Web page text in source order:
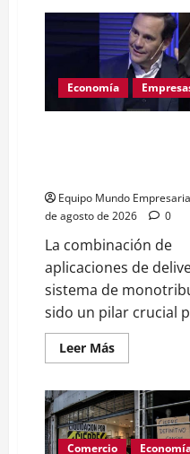
Empleo
registrado
cae
141.700
puestos
en
un
año
Economía
Equipo Mundo
de agosto de 2026
0
La combinación de
aplicaciones de
sistema de
sido un pilar crucial
Leer MásLeer
más
Apps
y
el
Comercio